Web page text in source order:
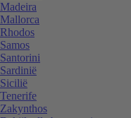
Madeira
Mallorca
Rhodos
Samos
Santorini
Sardinië
Sicilië
Tenerife
Zakynthos